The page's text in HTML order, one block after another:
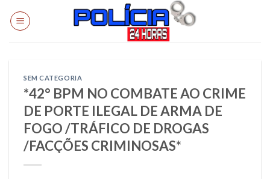
SEM CATEGORIA
*42° BPM NO COMBATE AO CRIME
DE PORTE ILEGAL DE ARMA DE
FOGO /TRÁFICO DE DROGAS
/FACÇÕES CRIMINOSAS*